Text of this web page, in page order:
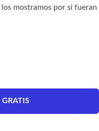
mostramos por si fueran
GRATIS